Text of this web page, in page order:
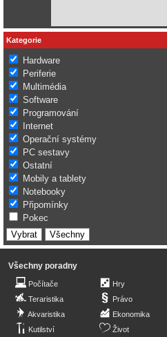
Kategorie
Hardware
Periferie
Multimédia
Software
Programování
Internet
Operační systémy
PC sestavy
Ostatní
Mobily a tablety
Notebooky
Připomínky
Pokec
Všechny poradny
Počítače
Teraristika
Akvaristika
Kutilství
Hry
Právo
Ekonomika
Život